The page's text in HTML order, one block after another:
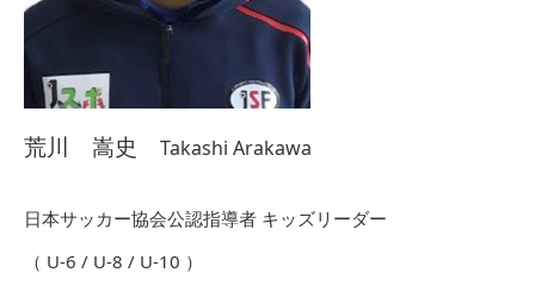
荒川 嵩史 Takashi Arakawa
日本サッカー協会公認指導者 キッズリーダー
（ U-6 / U-8 / U-10 ）